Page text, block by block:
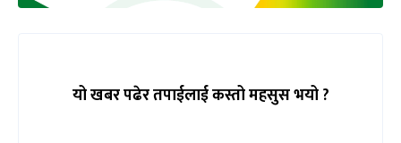
यो खबर पढेर तपाईलाई कस्तो महसुस भयो ?